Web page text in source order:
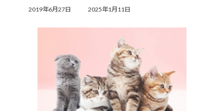
2019年6月27日
最
更
2025年1月11日